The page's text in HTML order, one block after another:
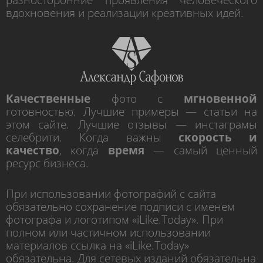
вдохновения и реализации креативных идей.
Качественные фото с мгновенной
готовностью. Лучшие примеры — статьи на
этом сайте. Лучшие отзывы — инстаграмы
селебрити. Когда важны скорость и
качество, когда время — самый ценный
ресурс бизнеса.
При использовании фотографий с сайта
обязательно сохранение подписи с именем
фотографа и логотипом «iLike.Today». При
полном или частичном использовании
материалов ссылка на «iLike.Today»
обязательна. Для сетевых изданий обязательна